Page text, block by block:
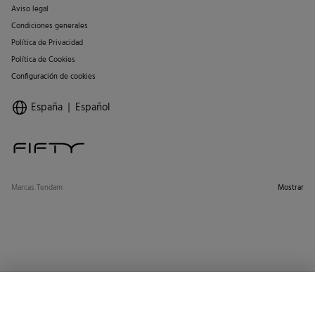
Aviso legal
Condiciones generales
Política de Privacidad
Política de Cookies
Configuración de cookies
España Español
Marcas Tendam Mostrar